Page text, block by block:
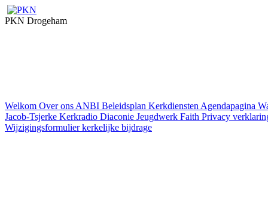
PKN Drogeham
Welkom Over ons ANBI Beleidsplan Kerkdiensten Agendapagina
Jacob-Tsjerke Kerkradio Diaconie Jeugdwerk Faith Privacy
Wijzigingsformulier kerkelijke bijdrage